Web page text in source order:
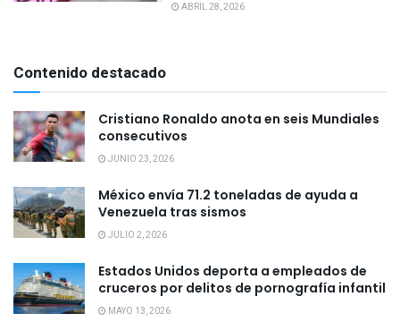
ABRIL 28, 2026
Contenido destacado
Cristiano Ronaldo anota en seis Mundiales
consecutivos
JUNIO 23, 2026
México envía 71.2 toneladas de ayuda a
Venezuela tras sismos
JULIO 2, 2026
Estados Unidos deporta a empleados de
cruceros por delitos de pornografía infantil
MAYO 13, 2026